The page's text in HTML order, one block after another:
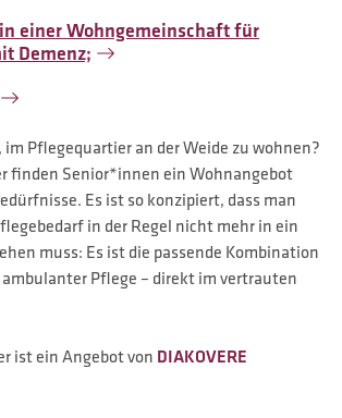
einer Wohngemeinschaft für
Demenz;
Pflegequartier an der Weide zu wohnen?
finden Senior*innen ein Wohnangebot
Es ist so konzipiert, dass man
in der Regel nicht mehr in ein
muss: Es ist die passende Kombination
Pflege – direkt im vertrauten
ist ein Angebot von DIAKOVERE